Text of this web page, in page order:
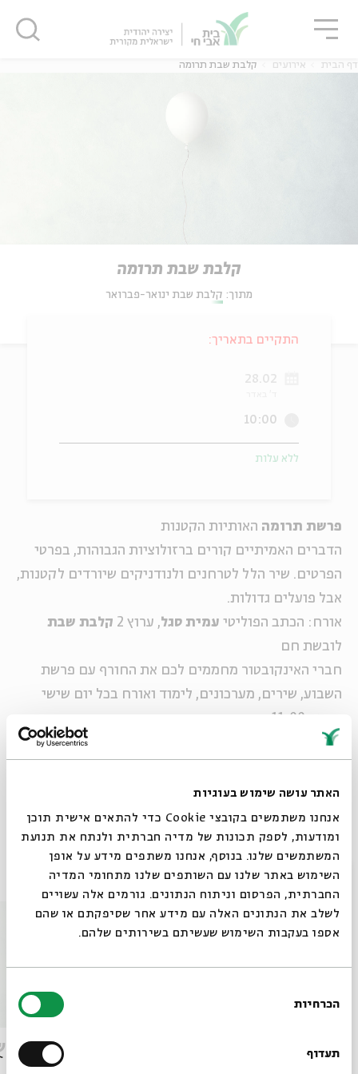
האתר עושה שימוש בעוגיות
אנחנו משתמשים בקובצי Cookie כדי להתאים אישית תוכן
ומודעות, לספק תכונות של מדיה חברתית ולנתח את תנועת
המשתמשים שלנו. בנוסף, אנחנו משתפים מידע על אופן
השימוש באתר שלנו עם השותפים שלנו מתחומי המדיה
החברתית, הפרסום וניתוח הנתונים. גורמים אלה עשויים
לשלב את הנתונים האלה עם מידע אחר שסיפקתם או שהם
אספו בעקבות השימוש שעשיתם בשירותים שלהם.
הסכמה
הכרחיות
תעדוף
דף הבית אירועים קלבת שבת תרומה
קלבת שבת תרומה
מתוך: קלבת שבת ינואר-פברואר
פרשת תרומה האותיות הקטנות
הדברים האמיתיים קורים ברזולוציות הגבוהות, בפרטי
הפרטים. שיר הלל לטרחנים ולנודניקים שיורדים לקטנות,
אבל פועלים גדולות.
אורח: הכתב הפוליטי עמית סגל, ערוץ 2
קלבת שבת
לובשת חם
חברי האינקובטור מחממים לכם את החורף עם פרשת
השבוע, שירים, מערכונים, לימוד ואורח בכל יום שישי
מנהל אמנותי:
התקיים בתאריך:
28.02
10:00
ללא עלות
אירועים נוספים בסדרה
קלבת שבת משפטים קלבת
סגור
סגור